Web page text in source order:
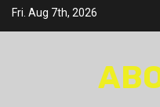
SkipFri. Aug 7th, 2026